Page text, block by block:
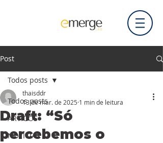
Post
Todos posts
ARTIGOS
NOTÍCIAS
Todos posts
Draft: “Só
percebemos o
thaisddr
13 de mar. de 2025 1 min de leitura